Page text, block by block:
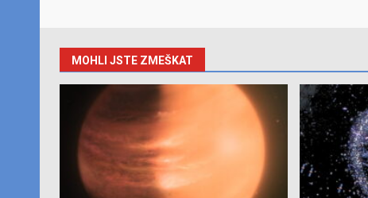
MOHLI JSTE ZMEŠKAT